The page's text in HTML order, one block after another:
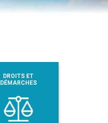
DROITS ET
DÉMARCHES